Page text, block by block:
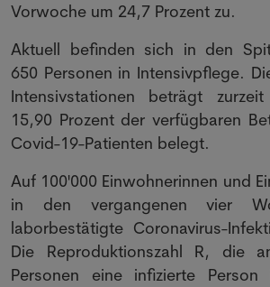
Vorwoche um 24,7 Prozent zu.
Aktuell befinden sich in den
650 Personen in Intensivpflege.
Intensivstationen beträgt
15,90 Prozent der verfügbaren
Covid-19-Patienten belegt.
Auf 100'000 Einwohnerinnen und
in den vergangenen vier
laborbestätigte Coronavirus-
Die Reproduktionszahl R, die
Personen eine infizierte Person